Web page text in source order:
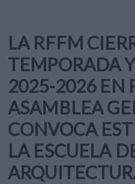
LA RFFM
TEMPORADA
2025-2026 EN
ASAMBLEA
CONVOCA
LA ESCUELA